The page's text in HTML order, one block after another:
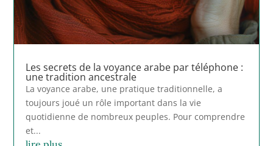
Les secrets de la voyance arabe par téléphone :
une tradition ancestrale
La voyance arabe, une pratique traditionnelle, a
toujours joué un rôle important dans la vie
quotidienne de nombreux peuples. Pour comprendre
et...